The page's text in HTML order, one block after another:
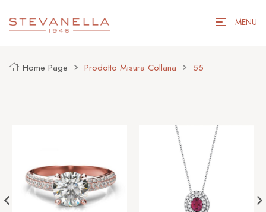
MENU
Home Page Prodotto Misura Collana 55